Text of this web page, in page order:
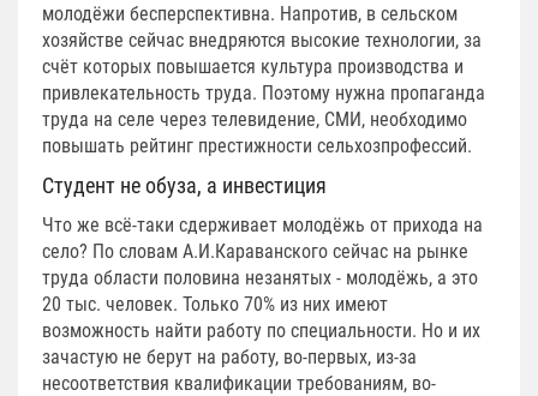
молодёжи бесперспективна. Напротив, в сельском
хозяйстве сейчас внедряются высокие технологии, за
счёт которых повышается культура производства и
привлекательность труда. Поэтому нужна пропаганда
труда на селе через телевидение, СМИ, необходимо
повышать рейтинг престижности сельхозпрофессий.
Студент не обуза, а инвестиция
Что же всё-таки сдерживает молодёжь от прихода на
село? По словам А.И.Караванского сейчас на рынке
труда области половина незанятых - молодёжь, а это
20 тыс. человек. Только 70% из них имеют
возможность найти работу по специальности. Но и их
зачастую не берут на работу, во-первых, из-за
несоответствия квалификации требованиям, во-